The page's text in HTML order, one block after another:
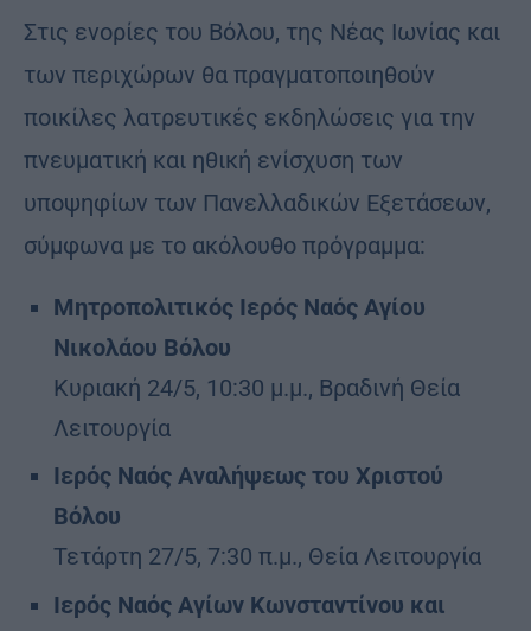
Στις ενορίες του Βόλου, της Νέας Ιωνίας και
των περιχώρων θα πραγματοποιηθούν
ποικίλες λατρευτικές εκδηλώσεις για την
πνευματική και ηθική ενίσχυση των
υποψηφίων των Πανελλαδικών Εξετάσεων,
σύμφωνα με το ακόλουθο πρόγραμμα:
Μητροπολιτικός Ιερός Ναός Αγίου
Νικολάου Βόλου
Κυριακή 24/5, 10:30 μ.μ., Βραδινή Θεία
Λειτουργία
Ιερός Ναός Αναλήψεως του Χριστού
Βόλου
Τετάρτη 27/5, 7:30 π.μ., Θεία Λειτουργία
Ιερός Ναός Αγίων Κωνσταντίνου και